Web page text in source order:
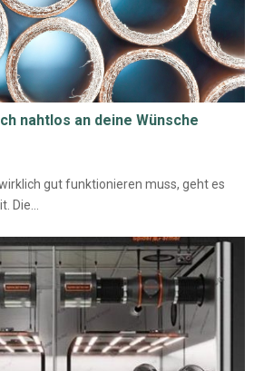
nahtlos an deine Wünsche
gut funktionieren muss, geht es
Die...